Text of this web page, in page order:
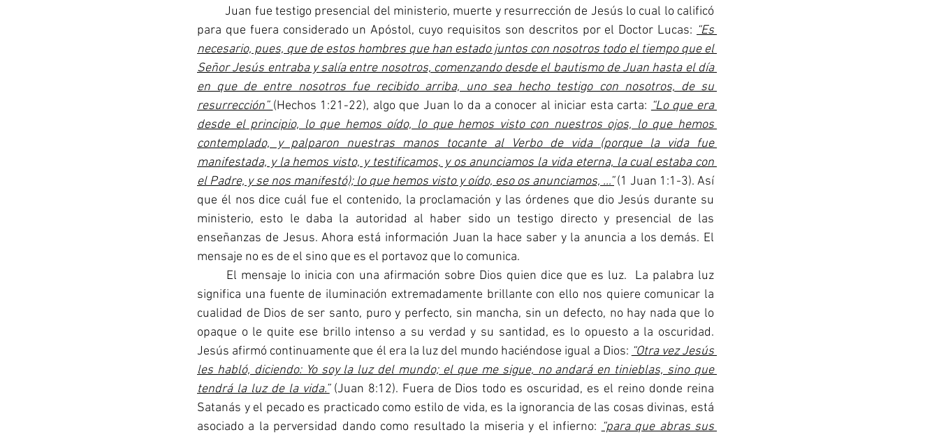
para que fuera considerado un Apóstol, cuyo requisitos son descritos por el Doctor Lucas: “Es
necesario, pues, que de estos hombres que han estado juntos con nosotros todo el tiempo que el
Señor Jesús entraba y salía entre nosotros, comenzando desde el bautismo de Juan hasta el día
en que de entre nosotros fue recibido arriba, uno sea hecho testigo con nosotros, de su
resurrección” (Hechos 1:21-22), algo que Juan lo da a conocer al iniciar esta carta: “Lo que era
desde el principio, lo que hemos oído, lo que hemos visto con nuestros ojos, lo que hemos
contemplado, y palparon nuestras manos tocante al Verbo de vida (porque la vida fue
manifestada, y la hemos visto, y testificamos, y os anunciamos la vida eterna, la cual estaba con
el Padre, y se nos manifestó); lo que hemos visto y oído, eso os anunciamos, …” (1 Juan 1:1-3). Así
que él nos dice cuál fue el contenido, la proclamación y las órdenes que dio Jesús durante su
ministerio, esto le daba la autoridad al haber sido un testigo directo y presencial de las
enseñanzas de Jesus. Ahora está información Juan la hace saber y la anuncia a los demás. El
mensaje no es de el sino que es el portavoz que lo comunica.
significa una fuente de iluminación extremadamente brillante con ello nos quiere comunicar la
cualidad de Dios de ser santo, puro y perfecto, sin mancha, sin un defecto, no hay nada que lo
opaque o le quite ese brillo intenso a su verdad y su santidad, es lo opuesto a la oscuridad.
Jesús afirmó continuamente que él era la luz del mundo haciéndose igual a Dios: “Otra vez Jesús
les habló, diciendo: Yo soy la luz del mundo; el que me sigue, no andará en tinieblas, sino que
tendrá la luz de la vida.” (Juan 8:12). Fuera de Dios todo es oscuridad, es el reino donde reina
Satanás y el pecado es practicado como estilo de vida, es la ignorancia de las cosas divinas, está
asociado a la perversidad dando como resultado la miseria y el infierno: “para que abras sus